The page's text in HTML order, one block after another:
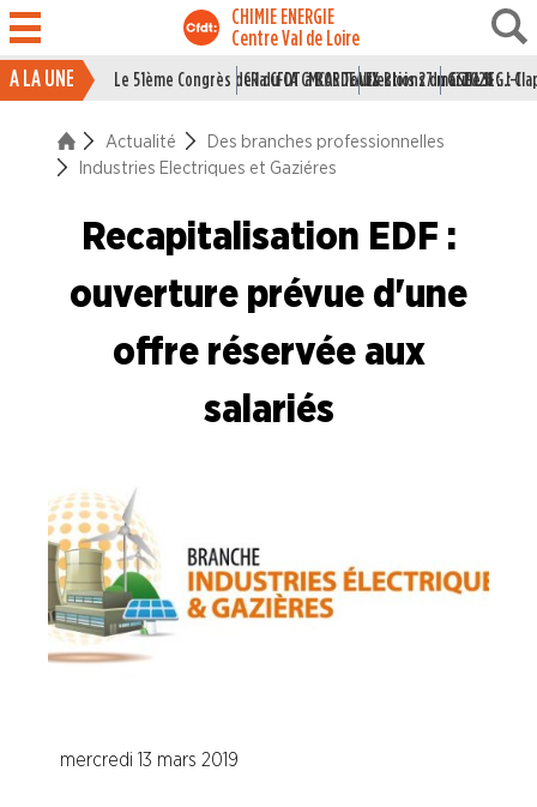
CHIMIE ENERGIE
Centre Val de Loire
ACTUALITÉ
La vie du Syndicat
Industries du Caoutchouc
Industries Electriques et Gaziéres
Industries du Pétrole
Industries de la Plasturgie
Industries Pharmaceutiques
A LA UNE Le 51ème Congrès de la CFDT à BORDEAUX
CR du CA CMCAS Tours Blois 27 mai 2026
Elections du CSE LSI : J-1
Grille IEG :
Actualité
Des branches professionnelles
Industries Electriques et Gaziéres
Recapitalisation EDF :
ouverture prévue d'une
offre réservée aux
salariés
mercredi 13 mars 2019